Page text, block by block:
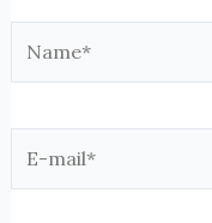
mail*